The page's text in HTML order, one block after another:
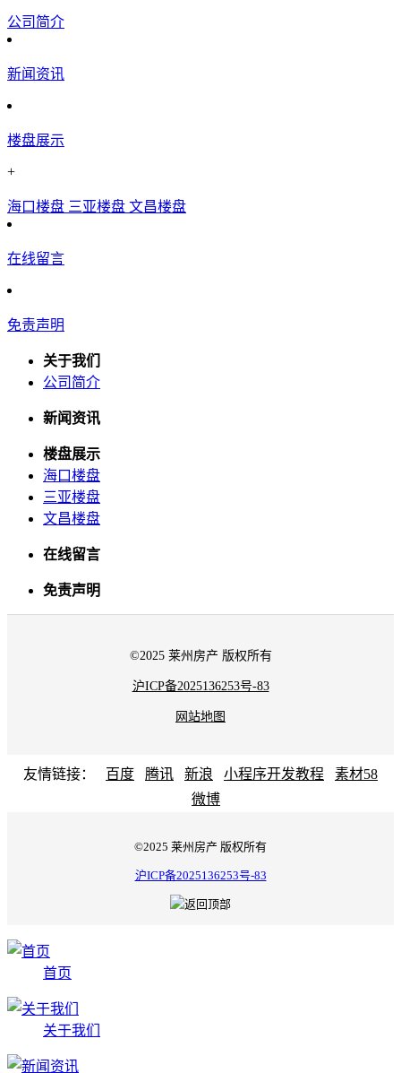
公司简介
新闻资讯
楼盘展示
+
海口楼盘 三亚楼盘 文昌楼盘
在线留言
免责声明
关于我们
公司简介
新闻资讯
楼盘展示
海口楼盘
三亚楼盘
文昌楼盘
在线留言
免责声明
©2025 莱州房产 版权所有
沪ICP备2025136253号-83
网站地图
友情链接： 百度 腾讯 新浪 小程序开发教程
素材58
微博
©2025 莱州房产 版权所有
沪ICP备2025136253号-83
首页
关于我们